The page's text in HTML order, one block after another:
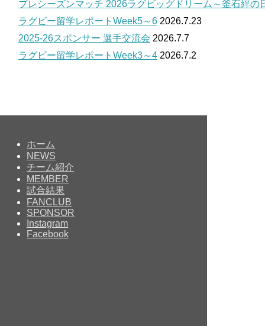
プレシーズンマッチ 2026ラグビッグドリーム～釜石絆の
ラグビー留学レポートWeek5～6 2026.7.23
2025-26スポンサー 選手交流会 2026.7.7
ラグビー留学レポートWeek3～4 2026.7.2
ホーム
NEWS
チーム紹介
MEMBER
試合結果
FANCLUB
SPONSOR
Instagram
Facebook